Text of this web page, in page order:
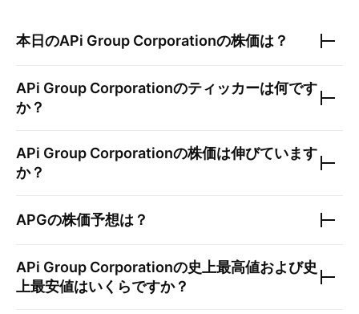
本日のAPi Group Corporationの株価は？
APi Group Corporationのティッカーは何です
か？
APi Group Corporationの株価は伸びています
か？
APGの株価予想は？
APi Group Corporationの史上最高値および史
上最安値はいくらですか？